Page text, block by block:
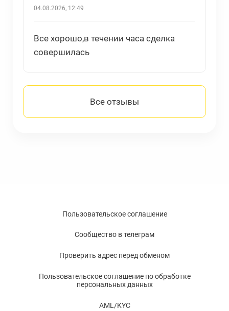
04.08.2026, 12:49
Все хорошо,в течении часа сделка
совершилась
Все отзывы
Пользовательское соглашение
Сообщество в телеграм
Проверить адрес перед обменом
Пользовательское соглашение по обработке
персональных данных
AML/KYC